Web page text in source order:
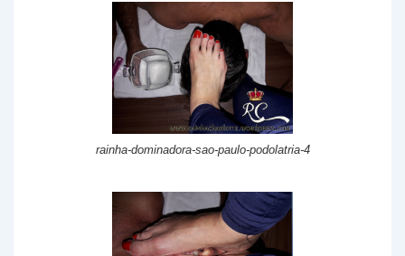
rainha-dominadora-sao-paulo-podolatria-4